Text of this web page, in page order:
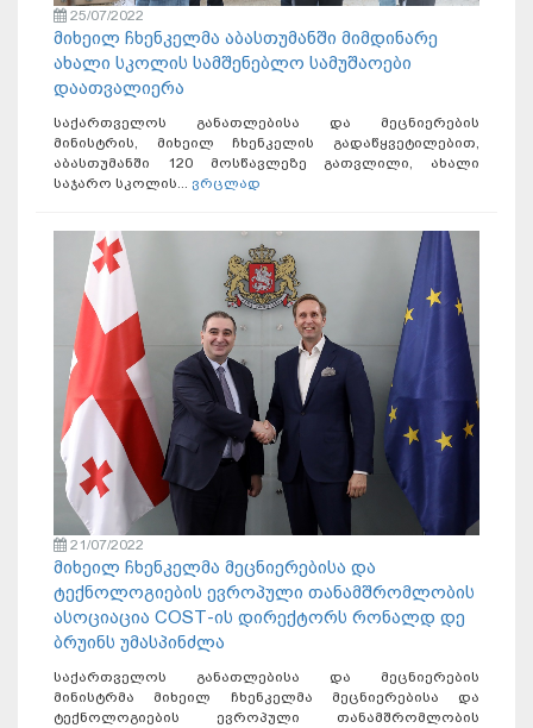
25/07/2022
მიხეილ ჩხენკელმა აბასთუმანში მიმდინარე
ახალი სკოლის სამშენებლო სამუშაოები
დაათვალიერა
საქართველოს განათლებისა და მეცნიერების
მინისტრის, მიხეილ ჩხენკელის გადაწყვეტილებით,
აბასთუმანში 120 მოსწავლეზე გათვლილი, ახალი
საჯარო სკოლის... ვრცლად
21/07/2022
მიხეილ ჩხენკელმა მეცნიერებისა და
ტექნოლოგიების ევროპული თანამშრომლობის
ასოციაცია COST-ის დირექტორს რონალდ დე
ბრუინს უმასპინძლა
საქართველოს განათლებისა და მეცნიერების
მინისტრმა მიხეილ ჩხენკელმა მეცნიერებისა და
ტექნოლოგიების ევროპული თანამშრომლობის